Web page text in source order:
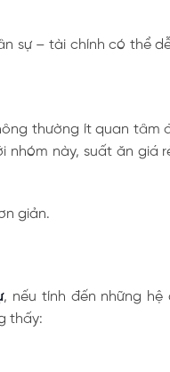
sự – tài chính có thể
thường ít quan tâm
nhóm này, suất ăn giá
giản.
, nếu tính đến những hệ
thấy: